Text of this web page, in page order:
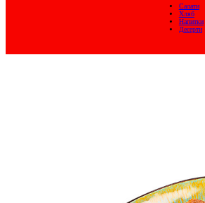
Салати
Хляб
Напитки
Десерти